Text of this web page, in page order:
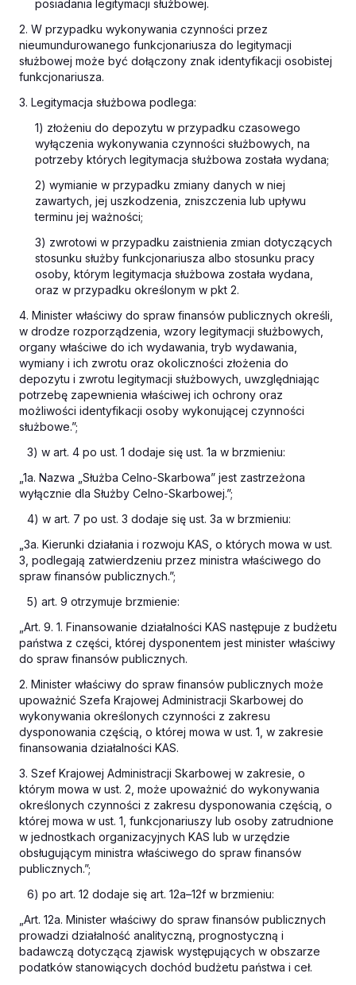
posiadania legitymacji służbowej.
2. W przypadku wykonywania czynności przez
nieumundurowanego funkcjonariusza do legitymacji
służbowej może być dołączony znak identyfikacji osobistej
funkcjonariusza.
3. Legitymacja służbowa podlega:
1) złożeniu do depozytu w przypadku czasowego
wyłączenia wykonywania czynności służbowych, na
potrzeby których legitymacja służbowa została wydana;
2) wymianie w przypadku zmiany danych w niej
zawartych, jej uszkodzenia, zniszczenia lub upływu
terminu jej ważności;
3) zwrotowi w przypadku zaistnienia zmian dotyczących
stosunku służby funkcjonariusza albo stosunku pracy
osoby, którym legitymacja służbowa została wydana,
oraz w przypadku określonym w pkt 2.
4. Minister właściwy do spraw finansów publicznych określi,
w drodze rozporządzenia, wzory legitymacji służbowych,
organy właściwe do ich wydawania, tryb wydawania,
wymiany i ich zwrotu oraz okoliczności złożenia do
depozytu i zwrotu legitymacji służbowych, uwzględniając
potrzebę zapewnienia właściwej ich ochrony oraz
możliwości identyfikacji osoby wykonującej czynności
służbowe.”;
3) w art. 4 po ust. 1 dodaje się ust. 1a w brzmieniu:
„1a. Nazwa „Służba Celno-Skarbowa” jest zastrzeżona
wyłącznie dla Służby Celno-Skarbowej.”;
4) w art. 7 po ust. 3 dodaje się ust. 3a w brzmieniu:
„3a. Kierunki działania i rozwoju KAS, o których mowa w ust.
3, podlegają zatwierdzeniu przez ministra właściwego do
spraw finansów publicznych.”;
5) art. 9 otrzymuje brzmienie:
„Art. 9. 1. Finansowanie działalności KAS następuje z budżetu
państwa z części, której dysponentem jest minister właściwy
do spraw finansów publicznych.
2. Minister właściwy do spraw finansów publicznych może
upoważnić Szefa Krajowej Administracji Skarbowej do
wykonywania określonych czynności z zakresu
dysponowania częścią, o której mowa w ust. 1, w zakresie
finansowania działalności KAS.
3. Szef Krajowej Administracji Skarbowej w zakresie, o
którym mowa w ust. 2, może upoważnić do wykonywania
określonych czynności z zakresu dysponowania częścią, o
której mowa w ust. 1, funkcjonariuszy lub osoby zatrudnione
w jednostkach organizacyjnych KAS lub w urzędzie
obsługującym ministra właściwego do spraw finansów
publicznych.”;
6) po art. 12 dodaje się art. 12a–12f w brzmieniu:
„Art. 12a. Minister właściwy do spraw finansów publicznych
prowadzi działalność analityczną, prognostyczną i
badawczą dotyczącą zjawisk występujących w obszarze
podatków stanowiących dochód budżetu państwa i ceł.